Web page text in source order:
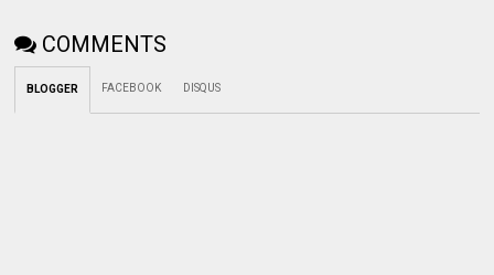
COMMENTS
BLOGGER FACEBOOK DISQUS